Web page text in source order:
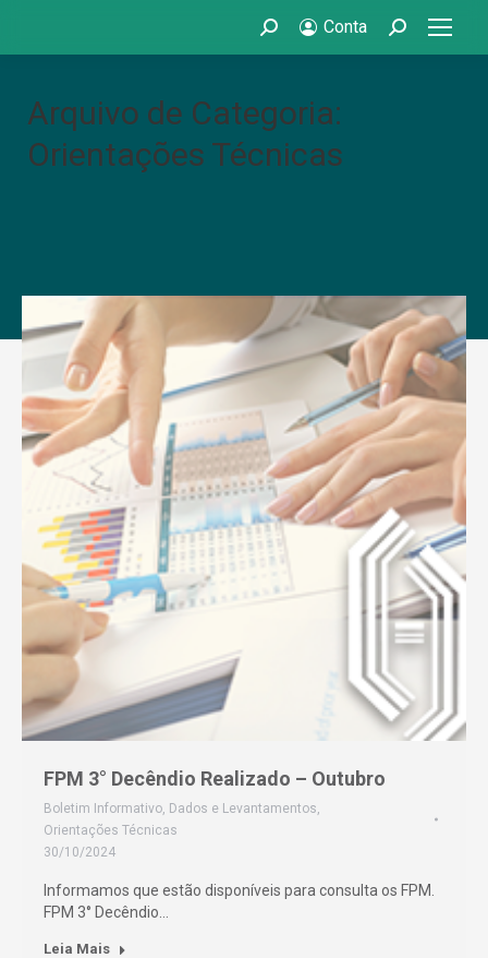
Search: Conta Search:
Arquivo de Categoria:
Orientações Técnicas
FPM 3° Decêndio Realizado – Outubro
Boletim Informativo, Dados e Levantamentos,
Orientações Técnicas
30/10/2024
Informamos que estão disponíveis para consulta os FPM.
FPM 3° Decêndio…
Leia Mais